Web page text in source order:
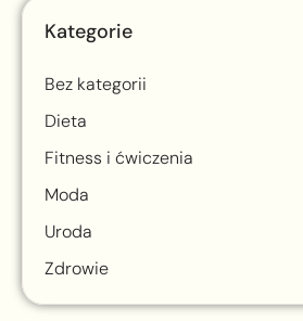
Kategorie
Bez kategorii
Dieta
Fitness i ćwiczenia
Moda
Uroda
Zdrowie